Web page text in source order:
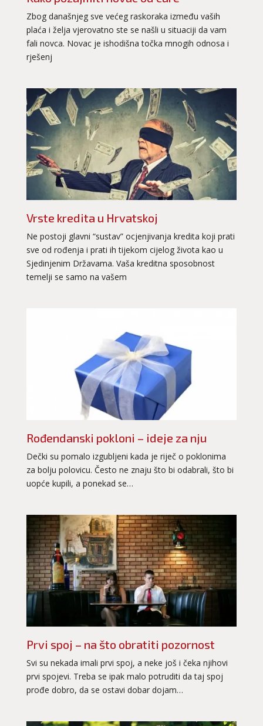
Zbog današnjeg sve većeg raskoraka između vaših
plaća i želja vjerovatno ste se našli u situaciji da vam
fali novca. Novac je ishodišna točka mnogih odnosa i
rješenj
Vrste kredita u Hrvatskoj
Ne postoji glavni “sustav” ocjenjivanja kredita koji prati
sve od rođenja i prati ih tijekom cijelog života kao u
Sjedinjenim Državama. Vaša kreditna sposobnost
temelji se samo na vašem
Rođendanski pokloni – ideje za nju
Dečki su pomalo izgubljeni kada je riječ o poklonima
za bolju polovicu. Često ne znaju što bi odabrali, što bi
uopće kupili, a ponekad se…
Prvi spoj – na što obratiti pozornost
Svi su nekada imali prvi spoj, a neke još i čeka njihovi
prvi spojevi. Treba se ipak malo potruditi da taj spoj
prođe dobro, da se ostavi dobar dojam…